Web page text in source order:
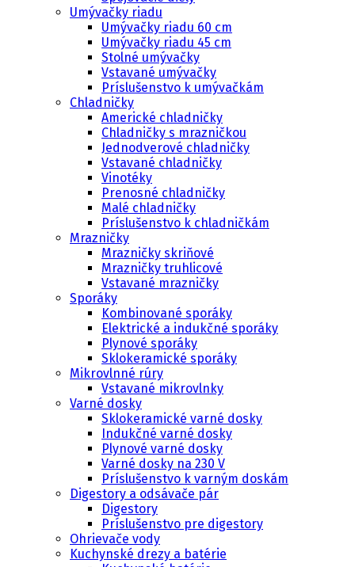
Umývačky riadu
Umývačky riadu 60 cm
Umývačky riadu 45 cm
Stolné umývačky
Vstavané umývačky
Príslušenstvo k umývačkám
Chladničky
Americké chladničky
Chladničky s mrazničkou
Jednodverové chladničky
Vstavané chladničky
Vinotéky
Prenosné chladničky
Malé chladničky
Príslušenstvo k chladničkám
Mrazničky
Mrazničky skriňové
Mrazničky truhlicové
Vstavané mrazničky
Sporáky
Kombinované sporáky
Elektrické a indukčné sporáky
Plynové sporáky
Sklokeramické sporáky
Mikrovlnné rúry
Vstavané mikrovlnky
Varné dosky
Sklokeramické varné dosky
Indukčné varné dosky
Plynové varné dosky
Varné dosky na 230 V
Príslušenstvo k varným doskám
Digestory a odsávače pár
Digestory
Príslušenstvo pre digestory
Ohrievače vody
Kuchynské drezy a batérie